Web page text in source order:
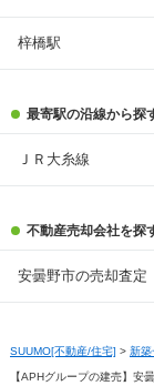
梓橋駅
最寄駅の沿線から探
ＪＲ大糸線
不動産売却会社を探
安曇野市の売却査定
SUUMO[不動産/住宅] > 新築
【APHグループの建売】安